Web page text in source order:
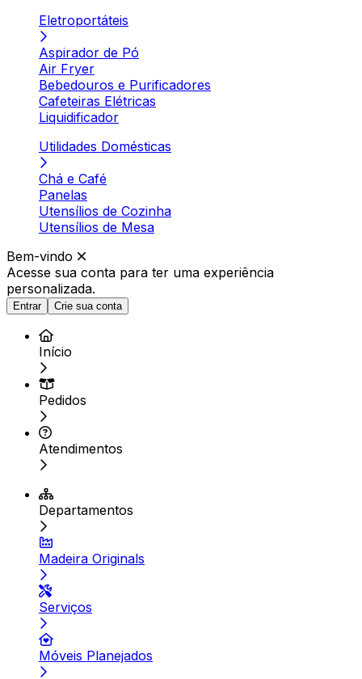
Eletroportáteis
Aspirador de Pó
Air Fryer
Bebedouros e Purificadores
Cafeteiras Elétricas
Liquidificador
Utilidades Domésticas
Chá e Café
Panelas
Utensílios de Cozinha
Utensílios de Mesa
Bem-vindo
Acesse sua conta para ter uma experiência
personalizada.
Entrar Crie sua conta
Início
Pedidos
Atendimentos
Departamentos
Madeira Originals
Serviços
Móveis Planejados